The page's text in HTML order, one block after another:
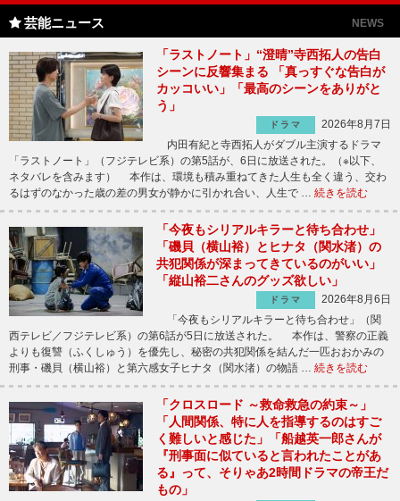
芸能ニュース NEWS
「ラストノート」“澄晴”寺西拓人の告白
シーンに反響集まる 「真っすぐな告白が
カッコいい」「最高のシーンをありがと
う」
ドラマ
2026年8月7日
内田有紀と寺西拓人がダブル主演するドラマ
「ラストノート」（フジテレビ系）の第5話が、6日に放送された。（※以下、
ネタバレを含みます） 本作は、環境も積み重ねてきた人生も全く違う、交わ
るはずのなかった歳の差の男女が静かに引かれ合い、人生で … 続きを読む
「今夜もシリアルキラーと待ち合わせ」
「磯貝（横山裕）とヒナタ（関水渚）の
共犯関係が深まってきているのがいい」
「縦山裕二さんのグッズ欲しい」
ドラマ
2026年8月6日
「今夜もシリアルキラーと待ち合わせ」（関
西テレビ／フジテレビ系）の第6話が5日に放送された。 本作は、警察の正義
よりも復讐（ふくしゅう）を優先し、秘密の共犯関係を結んだ一匹おおかみの
刑事・磯貝（横山裕）と第六感女子ヒナタ（関水渚）の物語 … 続きを読む
「クロスロード ～救命救急の約束～」
「人間関係、特に人を指導するのはすご
く難しいと感じた」「船越英一郎さんが
『刑事面に似ていると言われたことがあ
る』って、そりゃあ2時間ドラマの帝王だ
もの」